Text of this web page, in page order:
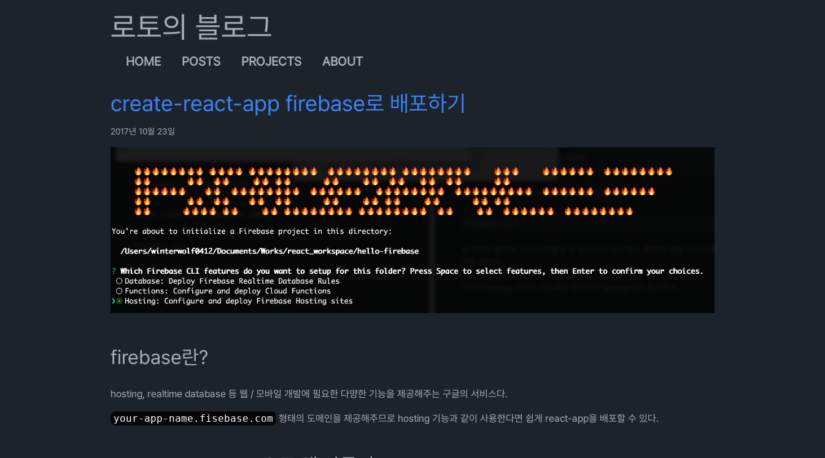
로토의 블로그
HOME POSTS PROJECTS ABOUT
create-react-app firebase로 배포하기
2017년 10월 23일
firebase란?
hosting, realtime database 등 웹 / 모바일 개발에 필요한 다양한 기능을 제공해주는 구글의 서비스다.
your-app-name.fisebase.com 형태의 도메인을 제공해주므로 hosting 기능과 같이 사용한다면 쉽게 react-app을 배포할 수 있다.